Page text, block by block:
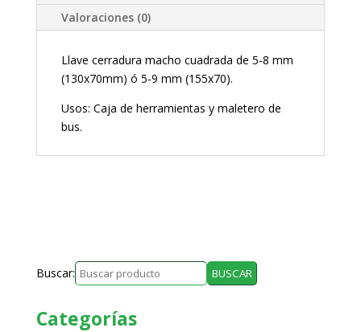
Valoraciones (0)
Llave cerradura macho cuadrada de 5-8 mm
(130x70mm) ó 5-9 mm (155x70).
Usos: Caja de herramientas y maletero de
bus.
Buscar:
Categorías